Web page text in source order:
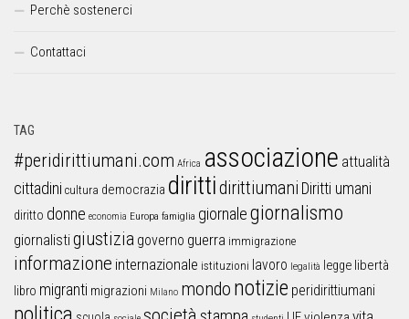
Perchè sostenerci
Contattaci
TAG
#peridirittiumani.com Africa associazione attualità
cittadini cultura democrazia dirittidirittiumani Diritti umani
diritto donne economia Europa famiglia giornalegiornalismo
giornalistigiustizia governo guerra immigrazione
informazione internazionale istituzioni lavoro legalità legge libertà
libro migranti migrazioni Milano mondo notizie peridirittiumani